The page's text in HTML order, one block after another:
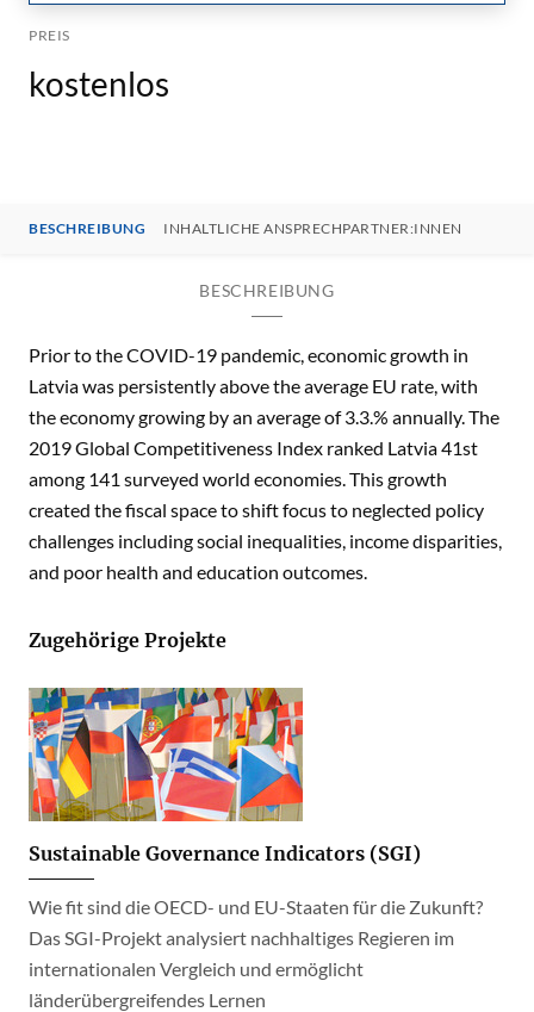
PREIS
kostenlos
BESCHREIBUNG INHALTLICHE ANSPRECHPARTNER:INNEN
BESCHREIBUNG
Prior to the COVID-19 pandemic, economic growth in
Latvia was persistently above the average EU rate, with
the economy growing by an average of 3.3.% annually. The
2019 Global Competitiveness Index ranked Latvia 41st
among 141 surveyed world economies. This growth
created the fiscal space to shift focus to neglected policy
challenges including social inequalities, income disparities,
and poor health and education outcomes.
Zugehörige Projekte
Sustainable Governance Indicators (SGI)
Wie fit sind die OECD- und EU-Staaten für die Zukunft?
Das SGI-Projekt analysiert nachhaltiges Regieren im
internationalen Vergleich und ermöglicht
länderübergreifendes Lernen